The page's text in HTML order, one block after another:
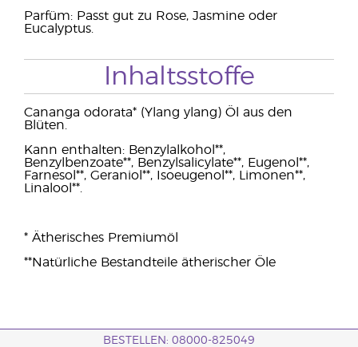
Parfüm: Passt gut zu Rose, Jasmine oder
Eucalyptus.
Inhaltsstoffe
Cananga odorata* (Ylang ylang) Öl aus den
Blüten.
Kann enthalten: Benzylalkohol**,
Benzylbenzoate**, Benzylsalicylate**, Eugenol**,
Farnesol**, Geraniol**, Isoeugenol**, Limonen**,
Linalool**.
* Ätherisches Premiumöl
**Natürliche Bestandteile ätherischer Öle
BESTELLEN: 08000-825049